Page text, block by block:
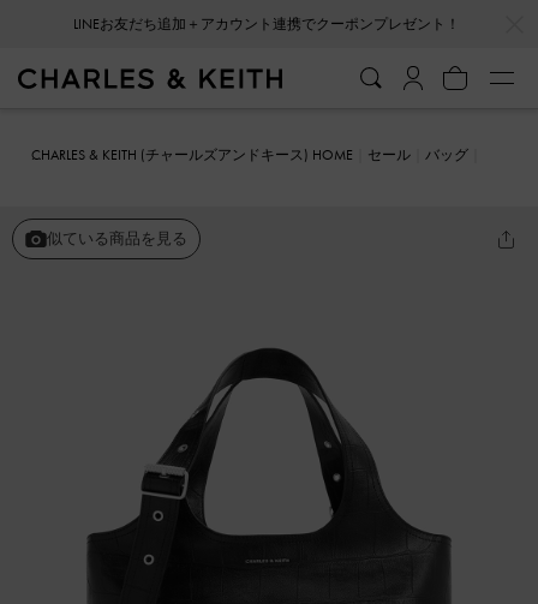
LINEお友だち追加＋アカウント連携でクーポンプレゼント！
CHARLES & KEITH (チャールズアンドキース) HOME セール
バッグ
似ている商品を見る